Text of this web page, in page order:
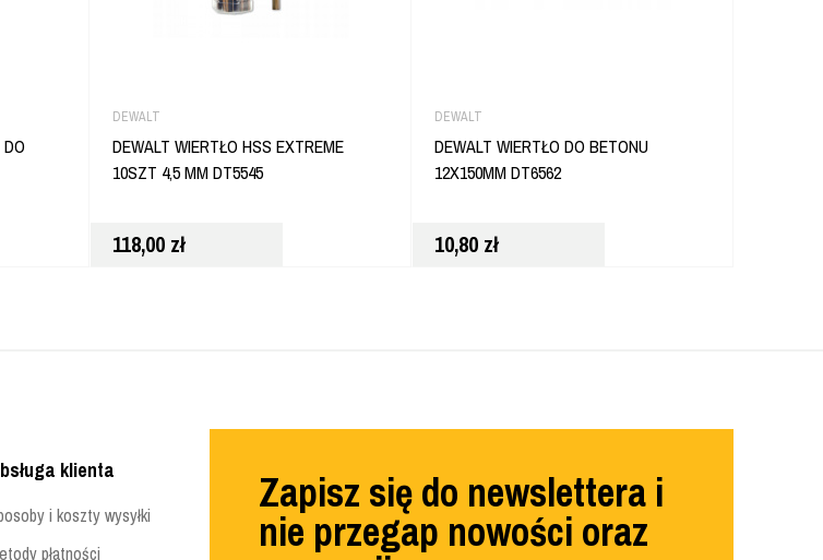
DEWALT
DEWALT WIERTŁO HSS EXTREME
10SZT 4,5 MM DT5545
118,00 zł
DEWALT
DEWALT WIERTŁO DO BETONU
12X150MM DT6562
10,80 zł
Zapisz się do newslettera i
nie przegap nowości oraz
klienta
i koszty wysyłki
płatności